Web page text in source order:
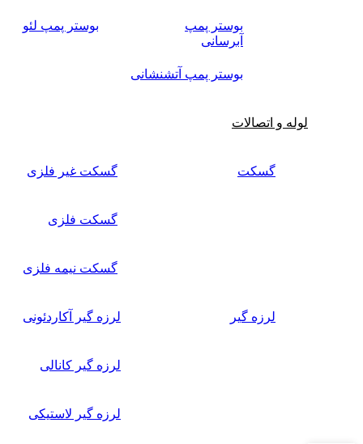
بوستر پمپ
آبرسانی
بوستر پمپ لئو
بوستر پمپ آتشنشانی
لوله و اتصالات
گسکت گسکت غیر فلزی
گسکت فلزی
گسکت نیمه فلزی
لرزه گیر لرزه گیر آکاردئونی
لرزه گیر کانالی
لرزه گیر لاستیکی